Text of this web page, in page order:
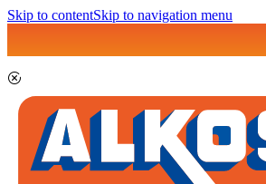
Skip to contentSkip to navigation menu